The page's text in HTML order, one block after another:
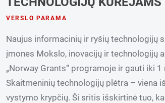
VERSLO PARAMA
Naujus informacinių ir ryšių technologijų
įmones Mokslo, inovacijų ir technologijų
„Norway Grants“ programoje ir gauti iki
Skaitmeninių technologijų plėtra – viena
vystymo krypčių. Ši sritis išskirtinė tuo,